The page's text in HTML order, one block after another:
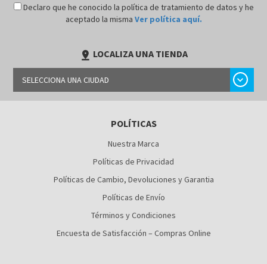
Declaro que he conocido la política de tratamiento de datos y he
aceptado la misma Ver política aquí.
pin_drop LOCALIZA UNA TIENDA
SELECCIONA UNA CIUDAD chevron_right
BARRANQUILLA
POLÍTICAS
Nuestra Marca
Políticas de Privacidad
Políticas de Cambio, Devoluciones y Garantia
Políticas de Envío
Términos y Condiciones
Encuesta de Satisfacción – Compras Online